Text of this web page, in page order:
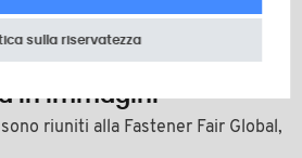
in immagini
riuniti alla Fastener Fair Global,
sulla riservatezza